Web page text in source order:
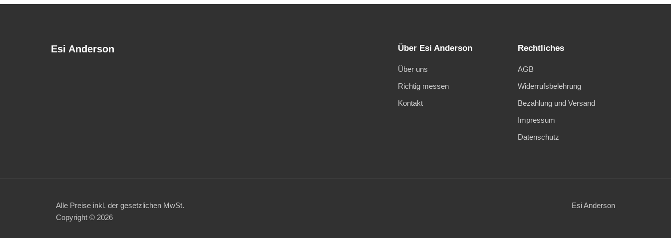
Esi Anderson Über Esi Anderson
Über uns
Richtig messen
Kontakt
Rechtliches
AGB
Widerrufsbelehrung
Bezahlung und Versand
Impressum
Datenschutz
Alle Preise inkl. der gesetzlichen MwSt.
Copyright © 2026
Esi Anderson